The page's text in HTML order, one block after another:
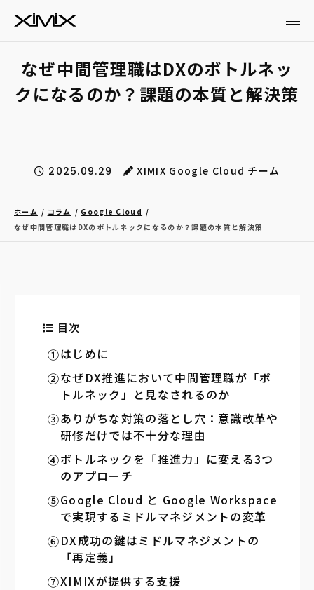
なぜ中間管理職はDXのボトルネッ
クになるのか？課題の本質と解決策
2025.09.29 XIMIX Google Cloud チーム
ホーム コラム
Google Cloud
なぜ中間管理職はDXのボトルネックになるのか？課題の本質と解決策
目次
はじめに
なぜDX推進において中間管理職が「ボ
トルネック」と見なされるのか
ありがちな対策の落とし穴：意識改革や
研修だけでは不十分な理由
ボトルネックを「推進力」に変える3つ
のアプローチ
Google Cloud と Google Workspace
で実現するミドルマネジメントの変革
DX成功の鍵はミドルマネジメントの
「再定義」
XIMIXが提供する支援